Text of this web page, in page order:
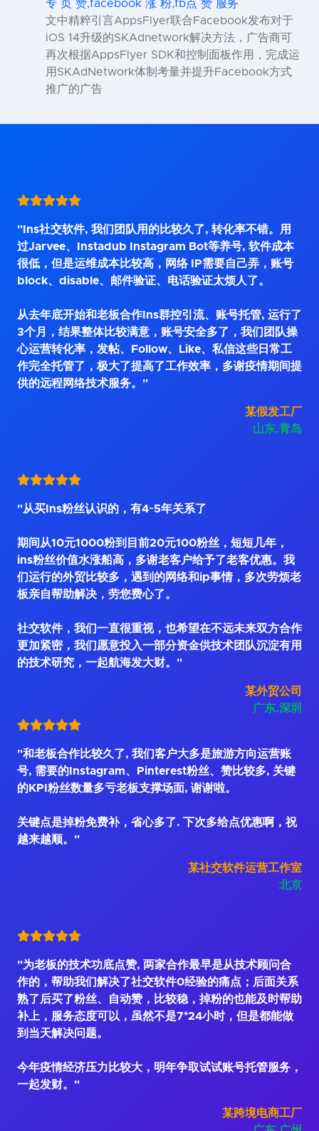
专 页 赞,facebook 涨 粉,fb点 赞 服务
文中精粹引言AppsFlyer联合Facebook发布对于
iOS 14升级的SKAdnetwork解决方法，广告商可
再次根据AppsFlyer SDK和控制面板作用，完成运
用SKAdNetwork体制考量并提升Facebook方式
推广的广告
"Ins社交软件, 我们团队用的比较久了, 转化率不错。用
过Jarvee、Instadub Instagram Bot等养号, 软件成本
很低，但是运维成本比较高，网络 IP需要自己弄，账号
block、disable、邮件验证、电话验证太烦人了。
从去年底开始和老板合作Ins群控引流、账号托管, 运行了
3个月，结果整体比较满意，账号安全多了，我们团队操
心运营转化率，发帖、Follow、Like、私信这些日常工
作完全托管了，极大了提高了工作效率，多谢疫情期间提
供的远程网络技术服务。"
某假发工厂
山东.青岛
"从买Ins粉丝认识的，有4~5年关系了
期间从10元1000粉到目前20元100粉丝，短短几年，
ins粉丝价值水涨船高，多谢老客户给予了老客优惠。我
们运行的外贸比较多，遇到的网络和ip事情，多次劳烦老
板亲自帮助解决，劳您费心了。
社交软件，我们一直很重视，也希望在不远未来双方合作
更加紧密，我们愿意投入一部分资金供技术团队沉淀有用
的技术研究，一起航海发大财。"
某外贸公司
广东.深圳
"和老板合作比较久了, 我们客户大多是旅游方向运营账
号, 需要的Instagram、Pinterest粉丝、赞比较多, 关键
的KPI粉丝数量多亏老板支撑场面, 谢谢啦。
关键点是掉粉免费补，省心多了. 下次多给点优惠啊，祝
越来越顺。"
某社交软件运营工作室
北京
"为老板的技术功底点赞, 两家合作最早是从技术顾问合
作的，帮助我们解决了社交软件0经验的痛点；后面关系
熟了后买了粉丝、自动赞，比较稳，掉粉的也能及时帮助
补上，服务态度可以，虽然不是7*24小时，但是都能做
到当天解决问题。
今年疫情经济压力比较大，明年争取试试账号托管服务，
一起发财。"
某跨境电商工厂